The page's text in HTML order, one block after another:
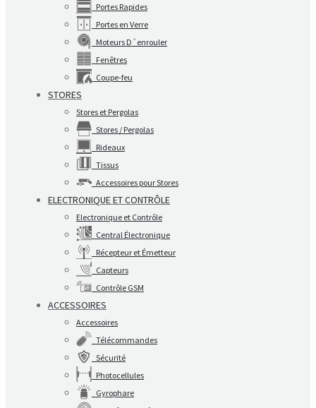
Portes Rapides
Portes en Verre
Moteurs D´enrouler
Fenêtres
Coupe-feu
STORES
Stores et Pergolas
Stores / Pergolas
Rideaux
Tissus
Accessoires pour Stores
ELECTRONIQUE ET CONTRÔLE
Electronique et Contrôle
Central Électronique
Récepteur et Émetteur
Capteurs
Contrôle GSM
ACCESSOIRES
Accessoires
Télécommandes
Sécurité
Photocellules
Gyrophare